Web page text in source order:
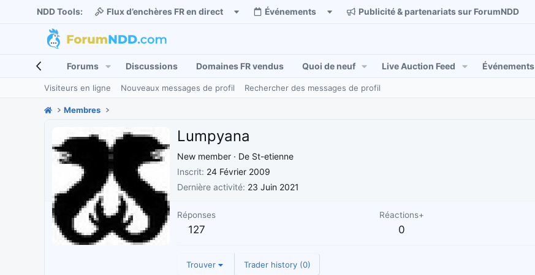
NDD Tools: Flux d’enchères FR en direct Événements Publicité & partenariats sur ForumNDD
Forums Discussions Domaines FR vendus Quoi de neuf Live Auction Feed Événements
Visiteurs en ligne Nouveaux messages de profil Rechercher des messages de profil
Membres
Lumpyana
New member · De St-etienne
Inscrit 24 Février 2009
Dernière activité 23 Juin 2021
Réponses
127
Réactions+
0
Trouver Trader history (0)